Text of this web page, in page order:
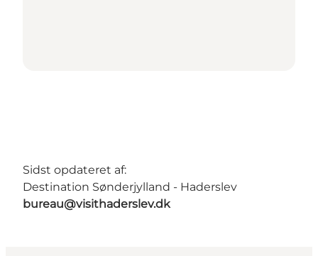
Sidst opdateret af:
Destination Sønderjylland - Haderslev
bureau@visithaderslev.dk